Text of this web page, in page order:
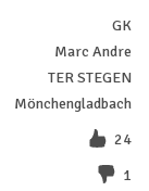
GK
Marc Andre
TER STEGEN
Mönchengladbach
24
1